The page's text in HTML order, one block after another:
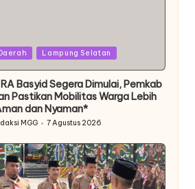
Lampung Selatan
Basyid Segera Dimulai, Pemkab
Pastikan Mobilitas Warga Lebih
dan Nyaman*
MGG 7 Agustus 2026